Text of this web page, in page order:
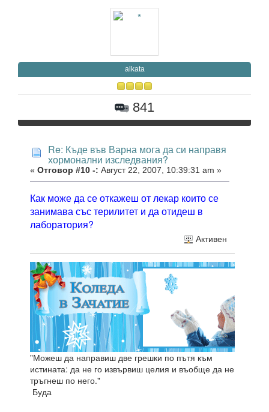
alkata
841
Re: Къде във Варна мога да си направя
хормонални изследвания?
« Отговор #10 -: Август 22, 2007, 10:39:31 am »
Как може да се откажеш от лекар които се
занимава със терилитет и да отидеш в
лаборатория?
Активен
"Можеш да направиш две грешки по пътя към
истината: да не го извървиш целия и въобще да не
тръгнеш по него."
Буда